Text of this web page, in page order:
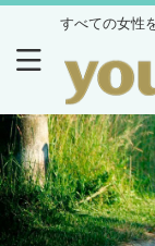
すべての女性